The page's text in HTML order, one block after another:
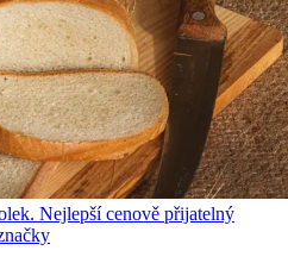
Nejlepší cenově přijatelný